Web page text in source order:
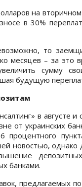
на
в 30%
то
месяцев – за это
сумму
будущую
в августе и
от украинских
процентного
новостью, однако
банками.
предлагаемых